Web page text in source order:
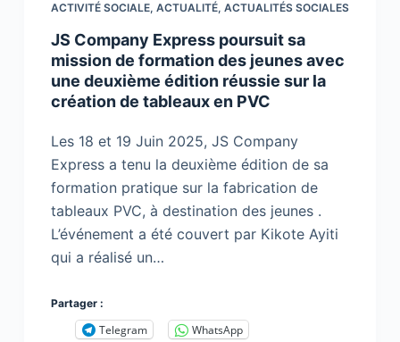
ACTIVITÉ SOCIALE, ACTUALITÉ, ACTUALITÉS SOCIALES
JS Company Express poursuit sa
mission de formation des jeunes avec
une deuxième édition réussie sur la
création de tableaux en PVC
Les 18 et 19 Juin 2025, JS Company
Express a tenu la deuxième édition de sa
formation pratique sur la fabrication de
tableaux PVC, à destination des jeunes .
L’événement a été couvert par Kikote Ayiti
qui a réalisé un…
Partager :
Telegram WhatsApp